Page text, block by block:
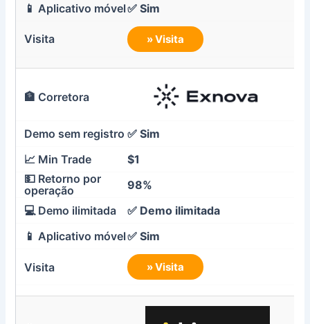
✅ Sim
» Visita
✅ Sim
$1
98%
✅ Demo ilimitada
✅ Sim
» Visita